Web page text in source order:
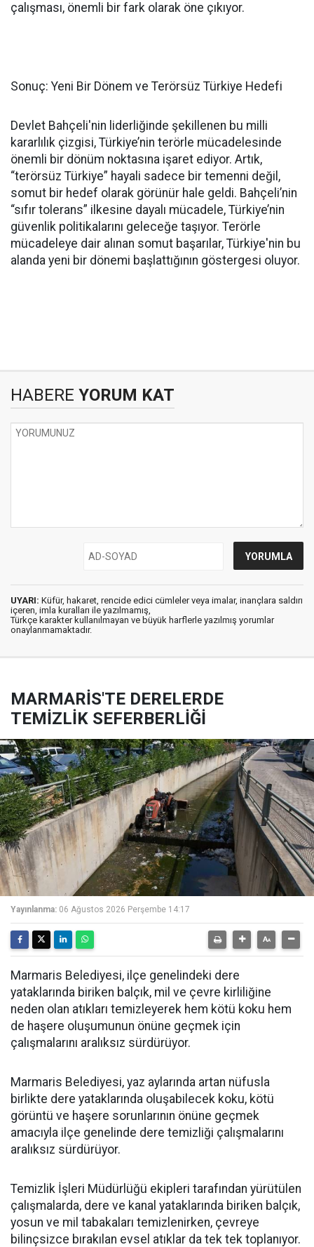
çalışması, önemli bir fark olarak öne çıkıyor.
Sonuç: Yeni Bir Dönem ve Terörsüz Türkiye Hedefi
Devlet Bahçeli'nin liderliğinde şekillenen bu milli
kararlılık çizgisi, Türkiye’nin terörle mücadelesinde
önemli bir dönüm noktasına işaret ediyor. Artık,
“terörsüz Türkiye” hayali sadece bir temenni değil,
somut bir hedef olarak görünür hale geldi. Bahçeli’nin
“sıfır tolerans” ilkesine dayalı mücadele, Türkiye’nin
güvenlik politikalarını geleceğe taşıyor. Terörle
mücadeleye dair alınan somut başarılar, Türkiye'nin bu
alanda yeni bir dönemi başlattığının göstergesi oluyor.
HABERE YORUM KAT
UYARI: Küfür, hakaret, rencide edici cümleler veya imalar, inançlara saldırı
içeren, imla kuralları ile yazılmamış,
Türkçe karakter kullanılmayan ve büyük harflerle yazılmış yorumlar
onaylanmamaktadır.
MARMARİS'TE DERELERDE
TEMİZLİK SEFERBERLİĞİ
Yayınlanma: 06 Ağustos 2026 Perşembe 14:17
Marmaris Belediyesi, ilçe genelindeki dere
yataklarında biriken balçık, mil ve çevre kirliliğine
neden olan atıkları temizleyerek hem kötü koku hem
de haşere oluşumunun önüne geçmek için
çalışmalarını aralıksız sürdürüyor.
Marmaris Belediyesi, yaz aylarında artan nüfusla
birlikte dere yataklarında oluşabilecek koku, kötü
görüntü ve haşere sorunlarının önüne geçmek
amacıyla ilçe genelinde dere temizliği çalışmalarını
aralıksız sürdürüyor.
Temizlik İşleri Müdürlüğü ekipleri tarafından yürütülen
çalışmalarda, dere ve kanal yataklarında biriken balçık,
yosun ve mil tabakaları temizlenirken, çevreye
bilinçsizce bırakılan evsel atıklar da tek tek toplanıyor.